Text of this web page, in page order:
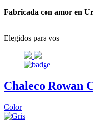
Fabricada con amor en
Elegidos para vos
Chaleco Rowan
Color